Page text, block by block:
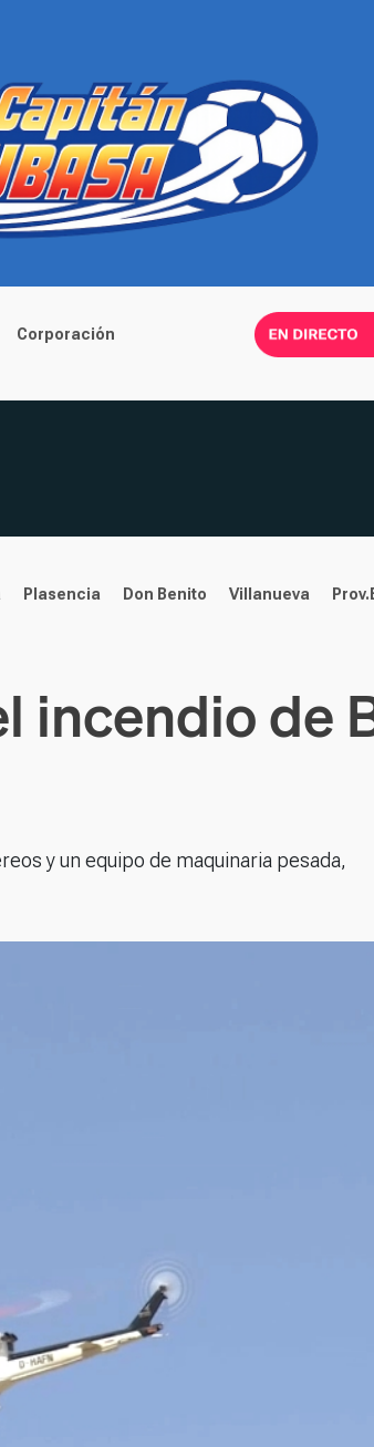
Corporación
Plasencia Don Benito Villanueva
incendio de
y un equipo de maquinaria pesada,